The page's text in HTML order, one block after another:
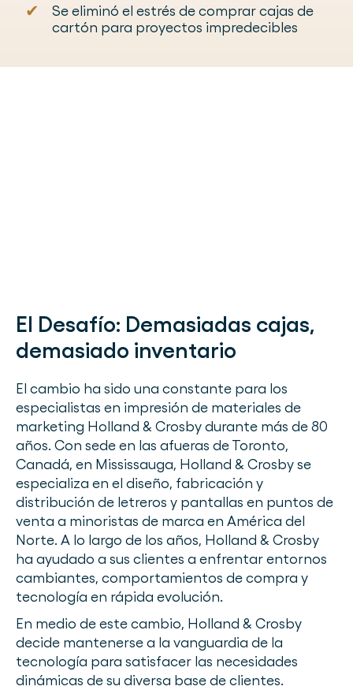
✔
Se eliminó el estrés de comprar cajas de
cartón para proyectos impredecibles
El Desafío: Demasiadas cajas,
demasiado inventario
El cambio ha sido una constante para los
especialistas en impresión de materiales de
marketing Holland & Crosby durante más de 80
años. Con sede en las afueras de Toronto,
Canadá, en Mississauga, Holland & Crosby se
especializa en el diseño, fabricación y
distribución de letreros y pantallas en puntos de
venta a minoristas de marca en América del
Norte. A lo largo de los años, Holland & Crosby
ha ayudado a sus clientes a enfrentar entornos
cambiantes, comportamientos de compra y
tecnología en rápida evolución.
En medio de este cambio, Holland & Crosby
decide mantenerse a la vanguardia de la
tecnología para satisfacer las necesidades
dinámicas de su diversa base de clientes.